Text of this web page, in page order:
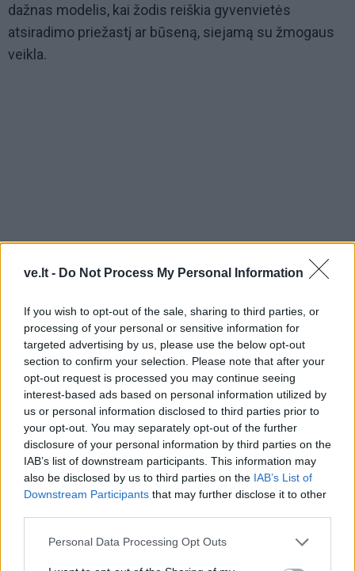
ve.lt - Do Not Process My Personal Information
If you wish to opt-out of the sale, sharing to third parties, or
processing of your personal or sensitive information for
targeted advertising by us, please use the below opt-out
section to confirm your selection. Please note that after your
opt-out request is processed you may continue seeing
interest-based ads based on personal information utilized by
us or personal information disclosed to third parties prior to
your opt-out. You may separately opt-out of the further
disclosure of your personal information by third parties on the
IAB’s list of downstream participants. This information may
also be disclosed by us to third parties on the IAB’s List of
Downstream Participants that may further disclose it to other
Personal Data Processing Opt Outs
dažnas modelis, kai žodis reiškia gyvenvietės
atsiradimo priežastį ar būseną, siejamą su žmogaus
veikla.
Kuršių pasaulėjautoje, kur gyvenimas daugiausia vyko
judant, uostas ar sustojimo vieta buvo nepaprastai
svarbi.
Tai buvo vieta, kur laivas sustodavo, įgula ilsėdavosi,
prekiaudavo, remontuodavo laivus ar laukdavo
palankaus vėjo. Todėl simbolinis junginys "klajūnų
pėda" gali reikšti būtent uostą – sustojimo vietą jūros
klajūnams.
labai tiksli kultūrinė ir geografinė etiketė, nurodanti šio